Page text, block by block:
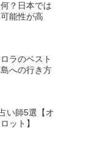
？日本では
能性が高
ラのベスト
への行き方
い師5選【オ
ット】